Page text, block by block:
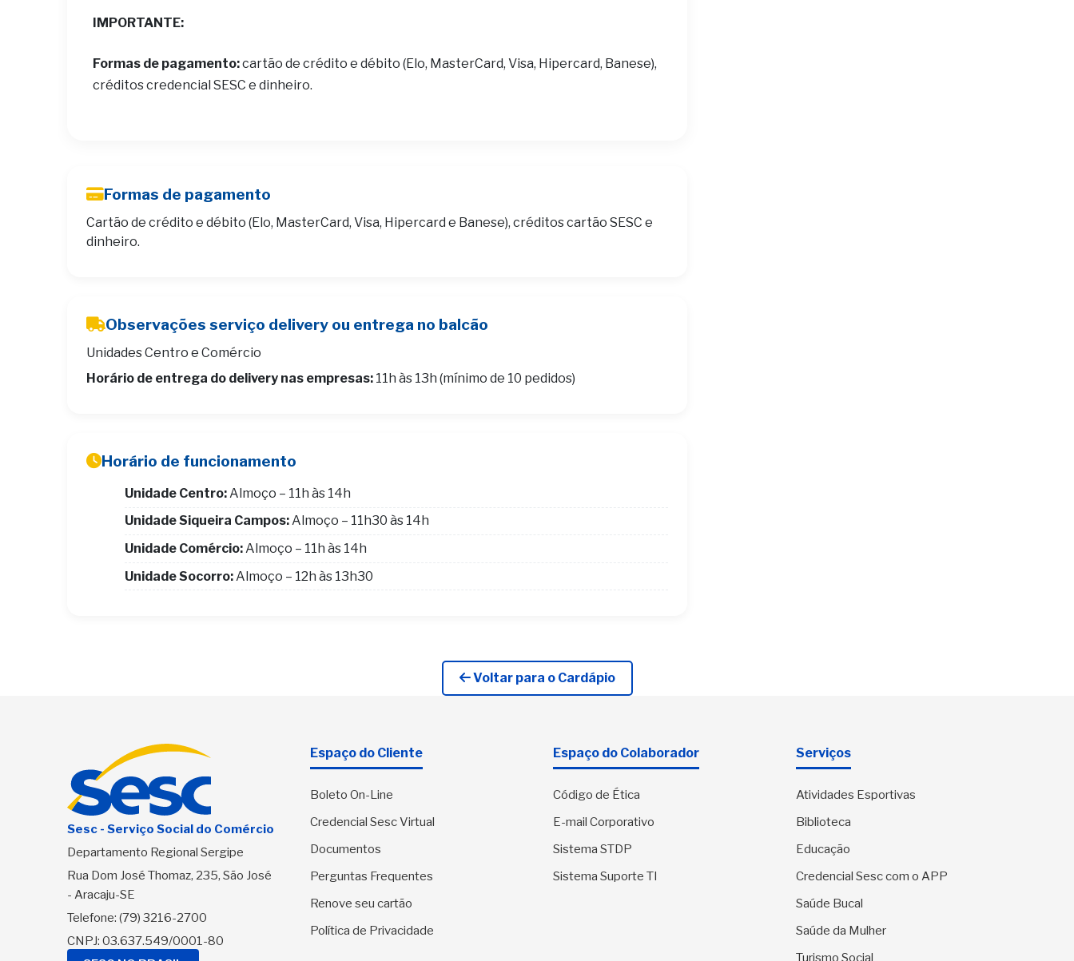
IMPORTANTE:
Formas de pagamento:cartão de crédito e débito (Elo, MasterCard, Visa, Hipercard, Banese),
créditos credencial SESC e dinheiro.
Formas de pagamento
Cartão de crédito e débito (Elo, MasterCard, Visa, Hipercard e Banese), créditos cartão SESC e
dinheiro.
Observações serviço delivery ou entrega no balcão
Unidades Centro e Comércio
Horário de entrega do delivery nas empresas: 11h às 13h (mínimo de 10 pedidos)
Horário de funcionamento
Unidade Centro: Almoço – 11h às 14h
Unidade Siqueira Campos:Almoço – 11h30 às 14h
Unidade Comércio:Almoço – 11h às 14h
Unidade Socorro: Almoço – 12h às 13h30
Voltar para o Cardápio
Sesc - Serviço Social do Comércio
Departamento Regional Sergipe
Rua Dom José Thomaz, 235, São José
- Aracaju-SE
Telefone: (79) 3216-2700
CNPJ: 03.637.549/0001-80
Espaço do Cliente
Boleto On-Line
Credencial Sesc Virtual
Documentos
Perguntas Frequentes
Renove seu cartão
Política de Privacidade
Espaço do Colaborador
Código de Ética
E-mail Corporativo
Sistema STDP
Sistema Suporte TI
Serviços
Atividades Esportivas
Biblioteca
Educação
Credencial Sesc com o APP
Saúde Bucal
Saúde da Mulher
Turismo Social